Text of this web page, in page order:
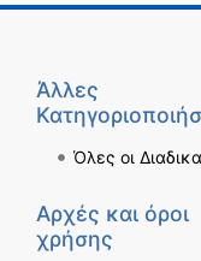
Άλλες
Όλες οι
Αρχές και όροι
χρήσης